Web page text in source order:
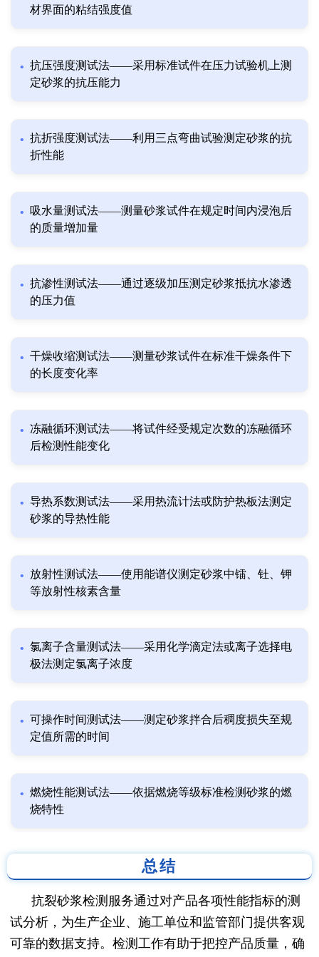
材界面的粘结强度值
抗压强度测试法——采用标准试件在压力试验机上测
定砂浆的抗压能力
抗折强度测试法——利用三点弯曲试验测定砂浆的抗
折性能
吸水量测试法——测量砂浆试件在规定时间内浸泡后
的质量增加量
抗渗性测试法——通过逐级加压测定砂浆抵抗水渗透
的压力值
干燥收缩测试法——测量砂浆试件在标准干燥条件下
的长度变化率
冻融循环测试法——将试件经受规定次数的冻融循环
后检测性能变化
导热系数测试法——采用热流计法或防护热板法测定
砂浆的导热性能
放射性测试法——使用能谱仪测定砂浆中镭、钍、钾
等放射性核素含量
氯离子含量测试法——采用化学滴定法或离子选择电
极法测定氯离子浓度
可操作时间测试法——测定砂浆拌合后稠度损失至规
定值所需的时间
燃烧性能测试法——依据燃烧等级标准检测砂浆的燃
烧特性
总结
抗裂砂浆检测服务通过对产品各项性能指标的测
试分析，为生产企业、施工单位和监管部门提供客观
可靠的数据支持。检测工作有助于把控产品质量，确